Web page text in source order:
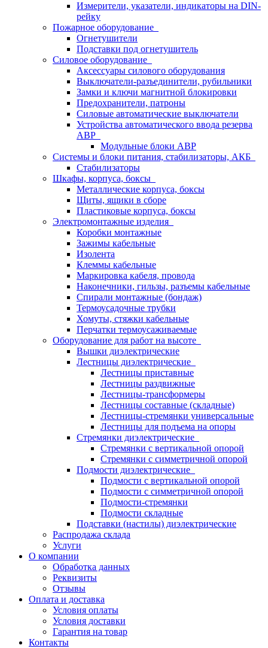
Измерители, указатели, индикаторы на DIN-
рейку
Пожарное оборудование
Огнетушители
Подставки под огнетушитель
Силовое оборудование
Аксессуары силового оборудования
Выключатели-разъединители, рубильники
Замки и ключи магнитной блокировки
Предохранители, патроны
Силовые автоматические выключатели
Устройства автоматического ввода резерва
АВР
Модульные блоки АВР
Системы и блоки питания, стабилизаторы, АКБ
Стабилизаторы
Шкафы, корпуса, боксы
Металлические корпуса, боксы
Щиты, ящики в сборе
Пластиковые корпуса, боксы
Электромонтажные изделия
Коробки монтажные
Зажимы кабельные
Изолента
Клеммы кабельные
Маркировка кабеля, провода
Наконечники, гильзы, разъемы кабельные
Спирали монтажные (бондаж)
Термоусадочные трубки
Хомуты, стяжки кабельные
Перчатки термоусаживаемые
Оборудование для работ на высоте
Вышки диэлектрические
Лестницы диэлектрические
Лестницы приставные
Лестницы раздвижные
Лестницы-трансформеры
Лестницы составные (складные)
Лестницы-стремянки универсальные
Лестницы для подъема на опоры
Стремянки диэлектрические
Стремянки с вертикальной опорой
Стремянки с симметричной опорой
Подмости диэлектрические
Подмости с вертикальной опорой
Подмости с симметричной опорой
Подмости-стремянки
Подмости складные
Подставки (настилы) диэлектрические
Распродажа склада
Услуги
О компании
Обработка данных
Реквизиты
Отзывы
Оплата и доставка
Условия оплаты
Условия доставки
Гарантия на товар
Контакты